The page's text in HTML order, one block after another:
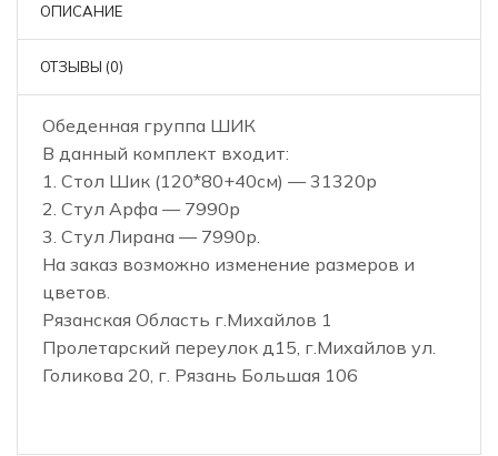
ОПИСАНИЕ
ОТЗЫВЫ (0)
Обеденная группа ШИК
В данный комплект входит:
1. Стол Шик (120*80+40см) — 31320р
2. Стул Арфа — 7990р
3. Стул Лирана — 7990р.
На заказ возможно изменение размеров и
цветов.
Рязанская Область г.Михайлов 1
Пролетарский переулок д15, г.Михайлов ул.
Голикова 20, г. Рязань Большая 106